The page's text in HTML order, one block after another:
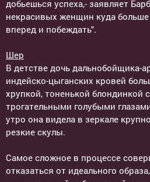
добьешься успеха,- заявляет
некрасивых женщин куда больше
вперед и побеждать".
Шер
В детстве дочь дальнобойщика-
индейско-цыганских кровей
хрупкой, тоненькой блондинкой
трогательными голубыми
утро она видела в зеркале
резкие скулы.
Самое сложное в процессе
отказаться от идеального